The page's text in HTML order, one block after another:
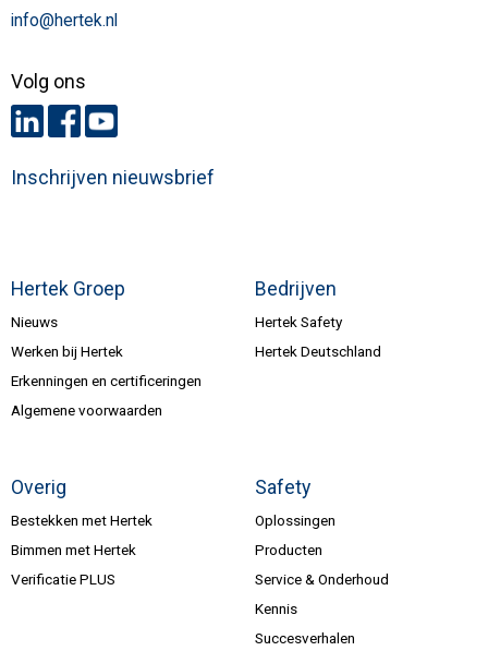
Hertek Groep
Nieuws
Werken bij Hertek
Erkenningen en certificeringen
Algemene voorwaarden
Bedrijven
Hertek Safety
Hertek Deutschland
Overig
Bestekken met Hertek
Bimmen met Hertek
Verificatie PLUS
Safety
Oplossingen
Producten
Service & Onderhoud
Kennis
Succesverhalen
info@hertek.nl
Volg ons
Inschrijven nieuwsbrief